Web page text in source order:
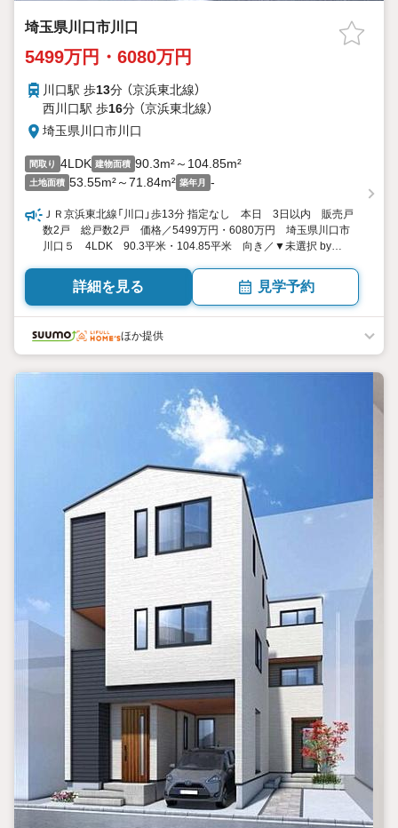
埼玉県川口市川口
5499万円・6080万円
川口駅 歩13分 （京浜東北線）
西川口駅 歩16分 （京浜東北線）
埼玉県川口市川口
間取り 4LDK 建物面積 90.3m²～104.85m²
土地面積 53.55m²～71.84m² 築年月 -
ＪＲ京浜東北線「川口」歩13分 指定なし 本日 3日以内 販売戸
数2戸 総戸数2戸 価格／5499万円・6080万円 埼玉県川口市
川口５ 4LDK 90.3平米・104.85平米 向き／▼未選択 by
詳細を見る 見学予約
ほか提供